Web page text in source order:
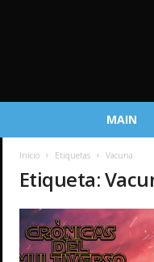
MAIN
Inicio Etiquetas Vacuna
Etiqueta: